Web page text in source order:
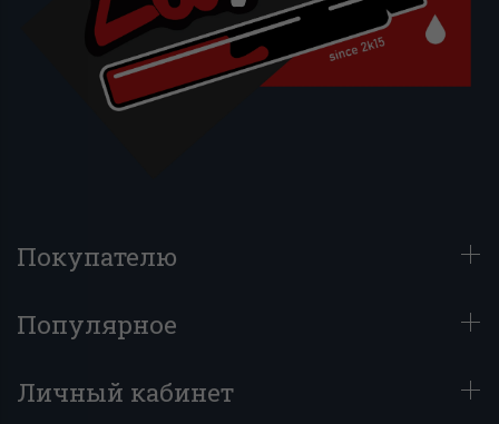
Покупателю
Популярное
Личный кабинет